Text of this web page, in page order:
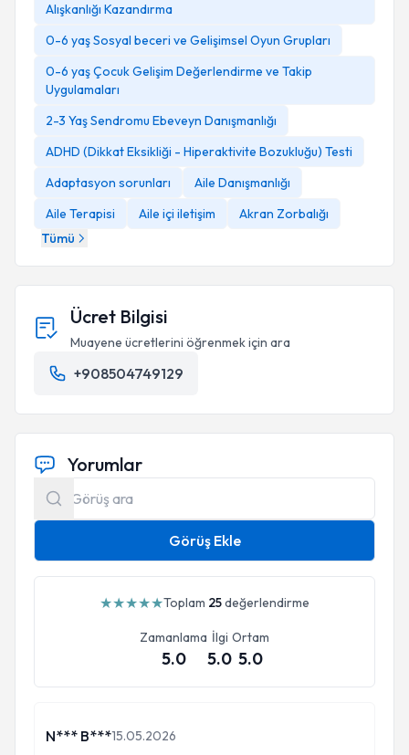
Alışkanlığı Kazandırma
0-6 yaş Sosyal beceri ve Gelişimsel Oyun Grupları
0-6 yaş Çocuk Gelişim Değerlendirme ve Takip
Uygulamaları
2-3 Yaş Sendromu Ebeveyn Danışmanlığı
ADHD (Dikkat Eksikliği - Hiperaktivite Bozukluğu) Testi
Adaptasyon sorunları
Aile Danışmanlığı
Aile Terapisi
Aile içi iletişim
Akran Zorbalığı
Tümü
Ücret Bilgisi
Muayene ücretlerini öğrenmek için ara
+908504749129
Yorumlar
Görüş Ekle
★★★★★Toplam 25değerlendirme
Zamanlama
5.0
İlgi
5.0
Ortam
5.0
N*** B***15.05.2026